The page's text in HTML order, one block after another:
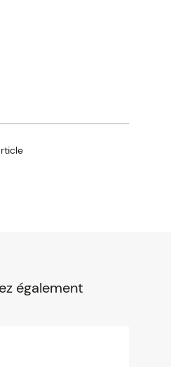
En revanche,
n'est intervenue
d'occupant ou de
ou d'achat ), un
de souplesse pour
prononcée.
également